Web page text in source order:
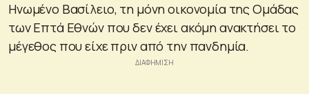
Ηνωμένο Βασίλειο, τη μόνη οικονομία της Ομάδας
των Επτά Εθνών που δεν έχει ακόμη ανακτήσει το
μέγεθος που είχε πριν από την πανδημία.